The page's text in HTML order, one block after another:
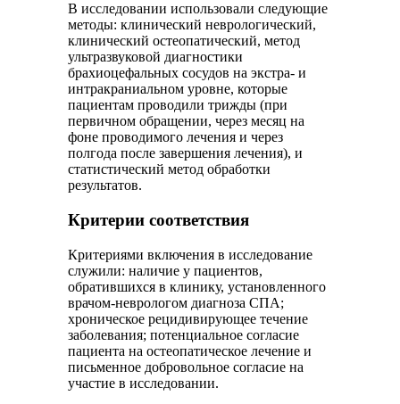
В исследовании использовали следующие
методы: клинический неврологический,
клинический остеопатический, метод
ультразвуковой диагностики
брахиоцефальных сосудов на экстра- и
интракраниальном уровне, которые
пациентам проводили трижды (при
первичном обращении, через месяц на
фоне проводимого лечения и через
полгода после завершения лечения), и
статистический метод обработки
результатов.
Критерии соответствия
Критериями включения в исследование
служили: наличие у пациентов,
обратившихся в клинику, установленного
врачом-неврологом диагноза СПА;
хроническое рецидивирующее течение
заболевания; потенциальное согласие
пациента на остеопатическое лечение и
письменное добровольное согласие на
участие в исследовании.